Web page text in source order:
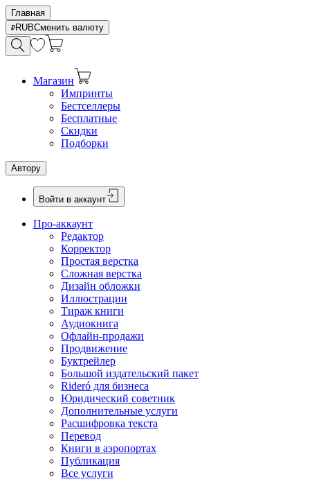
Главная
RUBСменить валюту
Магазин
Импринты
Бестселлеры
Бесплатные
Скидки
Подборки
Автору
Войти в аккаунт
Про-аккаунт
Редактор
Корректор
Простая верстка
Сложная верстка
Дизайн обложки
Иллюстрации
Тираж книги
Аудиокнига
Офлайн-продажи
Продвижение
Буктрейлер
Большой издательский пакет
Rideró для бизнеса
Юридический советник
Дополнительные услуги
Расшифровка текста
Перевод
Книги в аэропортах
Публикация
Все услуги